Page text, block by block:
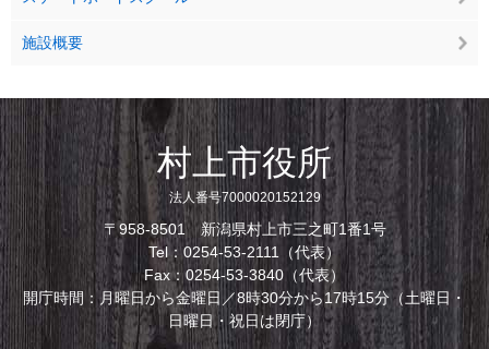
施設概要
村上市役所
法人番号7000020152129
〒958-8501 新潟県村上市三之町1番1号
Tel：0254-53-2111（代表）
Fax：0254-53-3840（代表）
開庁時間：月曜日から金曜日／8時30分から17時15分（土曜日・
日曜日・祝日は閉庁）